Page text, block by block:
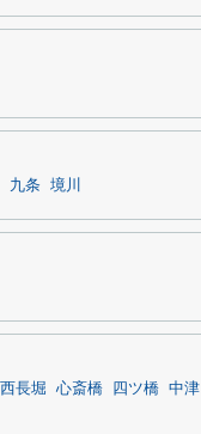
九条 境川
西長堀 心斎橋 四ツ橋 中津